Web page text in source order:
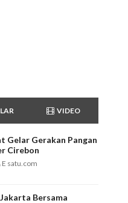
VIDEO
Gelar Gerakan Pangan
Cirebon
E satu.com
Bersama